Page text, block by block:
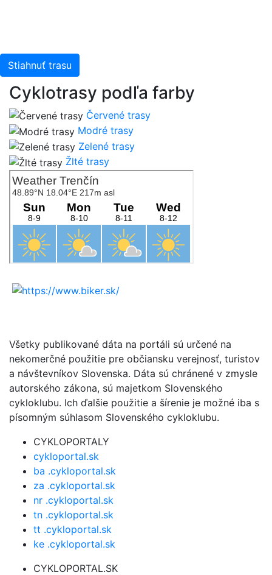
Stiahnuť trasu
Cyklotrasy podľa farby
Červené trasy
Modré trasy
Zelené trasy
Žlté trasy
Všetky publikované dáta na portáli sú určené na
nekomerčné použitie pre občiansku verejnosť, turistov
a návštevníkov Slovenska. Dáta sú chránené v zmysle
autorského zákona, sú majetkom Slovenského
cykloklubu. Ich ďalšie použitie a šírenie je možné iba s
písomným súhlasom Slovenského cykloklubu.
CYKLOPORTALY
cykloportal.sk
ba .cykloportal.sk
za .cykloportal.sk
nr .cykloportal.sk
tn .cykloportal.sk
tt .cykloportal.sk
ke .cykloportal.sk
CYKLOPORTAL.SK